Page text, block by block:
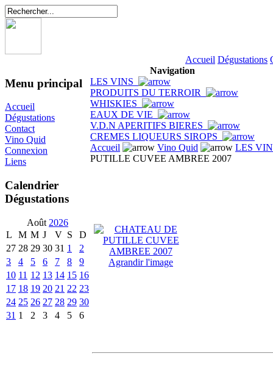
Accueil Dégustations
Menu principal
Accueil
Dégustations
Contact
Vino Quid
Connexion
Liens
Calendrier
Dégustations
Août 2026
L
M M J V S
D
27 28 29 30 31 1
2
3
4 5 6 7 8
9
10 11 12 13 14 15 16
17 18 19 20 21 22 23
24 25 26 27 28 29 30
31 1 2 3 4 5 6
Navigation
LES VINS
PRODUITS DU TERROIR
WHISKIES
EAUX DE VIE
V.D.N APERITIFS BIERES
CREMES LIQUEURS SIROPS
Accueil
Vino Quid
LES
PUTILLE CUVEE AMBREE 2007
Agrandir l'image